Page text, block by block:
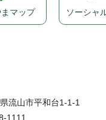
流山市平和台1-1-1
1111
マップ ソーシャ